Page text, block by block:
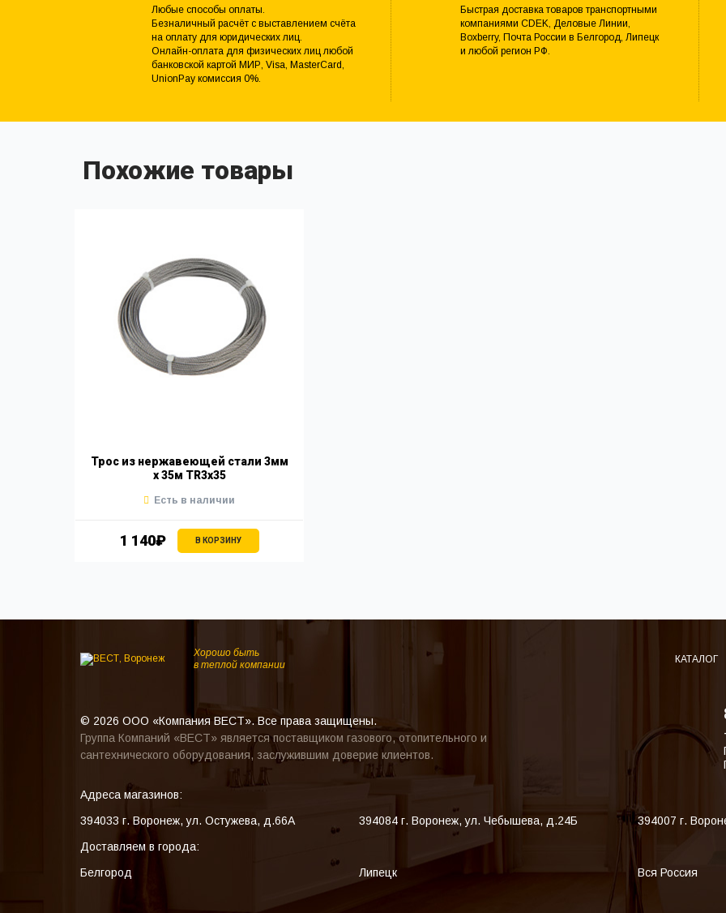
Любые способы оплаты.
Безналичный расчёт с выставлением счёта
на оплату для юридических лиц.
Онлайн-оплата для физических лиц любой
банковской картой МИР, Visa, MasterCard,
UnionPay комиссия 0%.
Быстрая доставка товаров транспортными
компаниями CDEK, Деловые Линии,
Boxberry, Почта России в Белгород, Липецк
и любой регион РФ.
Похожие товары
Трос из нержавеющей стали 3мм
х 35м TR3x35
1 140₽ В КОРЗИНУ
Есть в наличии
Хорошо быть
в теплой компании
КАТАЛОГ
© 2026 ООО «Компания ВЕСТ». Все права защищены.
Группа Компаний «ВЕСТ» является поставщиком газового, отопительного и
сантехнического оборудования, заслужившим доверие клиентов.
Адреса магазинов:
394033 г. Воронеж,ул. Остужева, д.66А 394084 г. Воронеж,ул. Чебышева, д.24Б 394007 г.
Доставляем в города:
Белгород
Липецк Вся Россия